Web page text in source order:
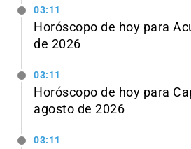
03:11
Horóscopo de hoy para
de 2026
03:11
Horóscopo de hoy para
agosto de 2026
03:11